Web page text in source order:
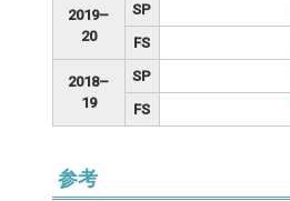
2019–
20
SP
FS
2018–
19
SP
FS
参考